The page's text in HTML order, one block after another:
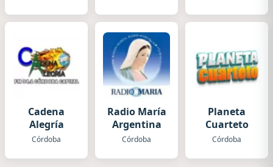
Cadena
Alegría
Córdoba
Radio María
Argentina
Córdoba
Planeta
Cuarteto
Córdoba